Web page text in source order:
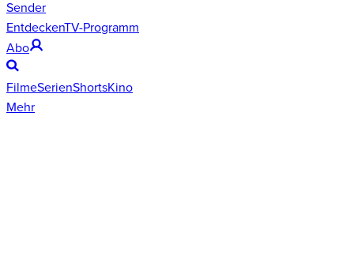
Sender
EntdeckenTV-Programm
Abo
FilmeSerienShortsKino
Mehr